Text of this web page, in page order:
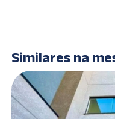
Similares na